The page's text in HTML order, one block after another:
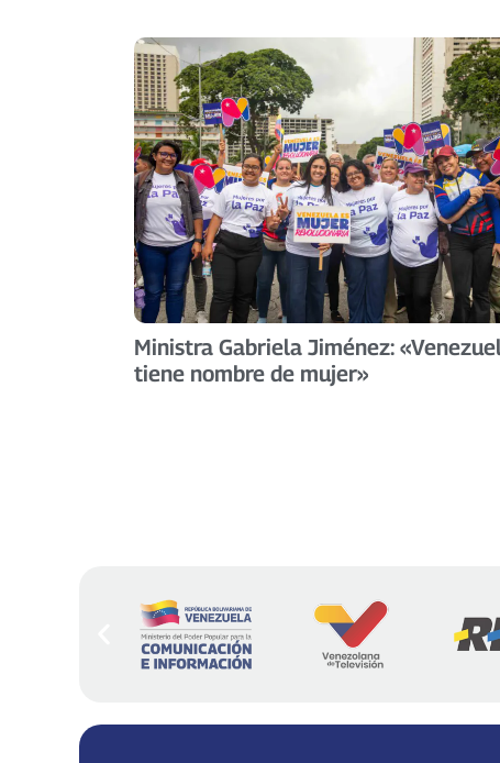
Ministra Gabriela Jiménez:
tiene nombre de mujer»